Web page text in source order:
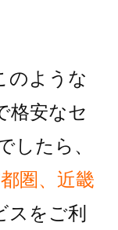
のような
格安なセ
したら、
圏、近畿
スをご利